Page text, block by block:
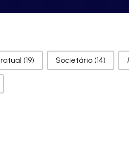
(19) Societário (14)